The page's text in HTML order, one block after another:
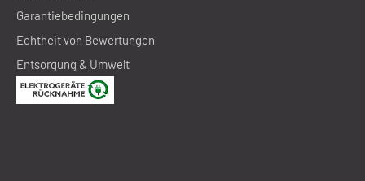
Garantiebedingungen
Echtheit von Bewertungen
Entsorgung & Umwelt